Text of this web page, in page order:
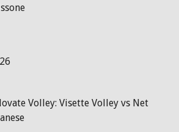
Volley: Visette Volley vs Net